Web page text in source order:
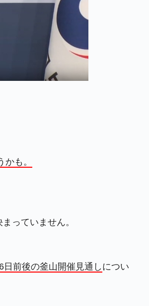
益」当期純利益は前年同期比13.4倍に。
損が出るからできない。
ー・サーキットブレイカーの二段コンボ
用を生まない
グとは？
も。
っていません。
日前後の釜山開催見通しについ